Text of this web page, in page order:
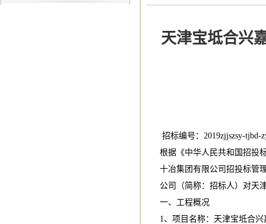
天津宝坻合兴
招标编号：2019zjjszsy-tjbd-
根据《中华人民共和国招投
十冶集团有限公司招投标管
公司（简称：招标人）对天
一、工程概况
1、项目名称：天津宝坻合